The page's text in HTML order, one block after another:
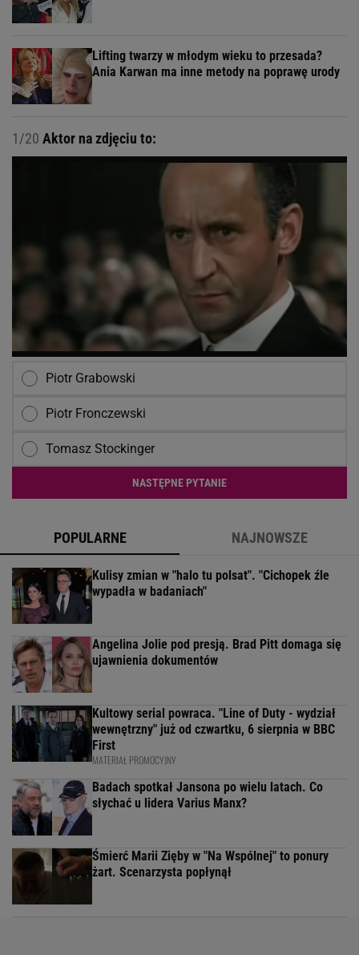
Lifting twarzy w młodym wieku to przesada?
Ania Karwan ma inne metody na poprawę urody
1/20 Aktor na zdjęciu to:
Piotr Grabowski
Piotr Fronczewski
Tomasz Stockinger
NASTĘPNE PYTANIE
POPULARNE NAJNOWSZE
Kulisy zmian w "halo tu polsat". "Cichopek źle
wypadła w badaniach"
Angelina Jolie pod presją. Brad Pitt domaga się
ujawnienia dokumentów
Kultowy serial powraca. "Line of Duty - wydział
wewnętrzny" już od czwartku, 6 sierpnia w BBC
First
MATERIAŁ PROMOCYJNY
Badach spotkał Jansona po wielu latach. Co
słychać u lidera Varius Manx?
Śmierć Marii Zięby w "Na Wspólnej" to ponury
żart. Scenarzysta popłynął